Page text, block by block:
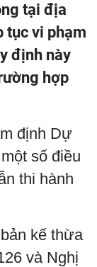
tại địa
tục vi phạm
định này
hợp
định Dự
số điều
thi hành
kế thừa
và Nghị